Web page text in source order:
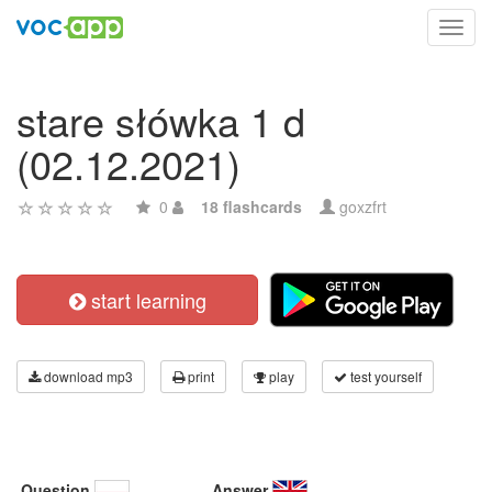
stare słówka 1 d
(02.12.2021)
0 18 flashcards goxzfrt
start learning
download mp3 print play test yourself